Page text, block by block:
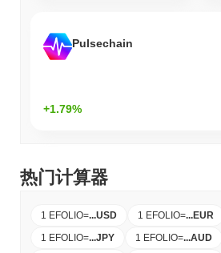
Pulsechain
+1.79%
热门计算器
1 EFOLIO=...USD 1 EFOLIO=...EUR
1 EFOLIO=...JPY 1 EFOLIO=...AUD